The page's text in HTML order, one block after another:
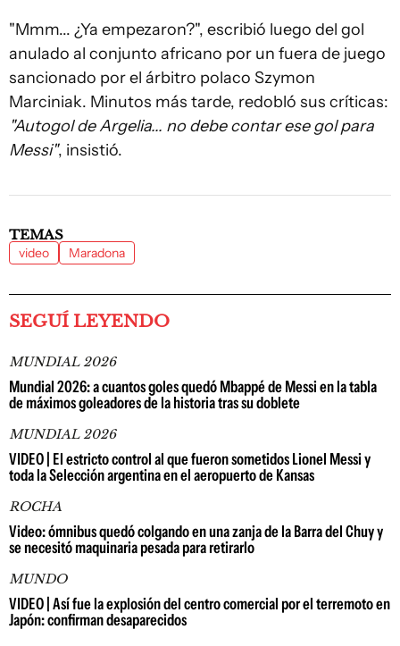
"Mmm... ¿Ya empezaron?", escribió luego del gol
anulado al conjunto africano por un fuera de juego
sancionado por el árbitro polaco Szymon
Marciniak. Minutos más tarde, redobló sus críticas:
"Autogol de Argelia... no debe contar ese gol para
Messi", insistió.
TEMAS
video Maradona
SEGUÍ LEYENDO
MUNDIAL 2026
Mundial 2026: a cuantos goles quedó Mbappé de Messi en la tabla
de máximos goleadores de la historia tras su doblete
MUNDIAL 2026
VIDEO | El estricto control al que fueron sometidos Lionel Messi y
toda la Selección argentina en el aeropuerto de Kansas
ROCHA
Video: ómnibus quedó colgando en una zanja de la Barra del Chuy y
se necesitó maquinaria pesada para retirarlo
MUNDO
VIDEO | Así fue la explosión del centro comercial por el terremoto en
Japón: confirman desaparecidos